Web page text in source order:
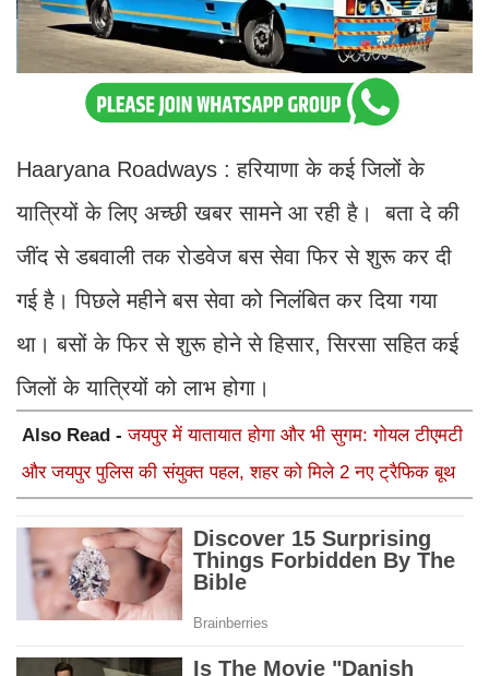
Haaryana Roadways : हरियाणा के कई जिलों के
यात्रियों के लिए अच्छी खबर सामने आ रही है। बता दे की
जींद से डबवाली तक रोडवेज बस सेवा फिर से शुरू कर दी
गई है। पिछले महीने बस सेवा को निलंबित कर दिया गया
था। बसों के फिर से शुरू होने से हिसार, सिरसा सहित कई
जिलों के यात्रियों को लाभ होगा।
Also Read -जयपुर में यातायात होगा और भी सुगम: गोयल टीएमटी
और जयपुर पुलिस की संयुक्त पहल, शहर को मिले 2 नए ट्रैफिक बूथ